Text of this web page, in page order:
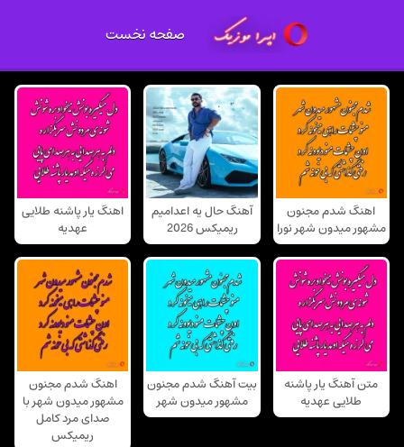
صفحه نخست
اهنگ شدم مجنون
مشهور میدون شهر نورا
آهنگ حال یه اعدامیم
ریمیکس 2026
اهنگ یار پاشنه طلایی
عهدیه
متن آهنگ یار پاشنه
طلایی عهدیه
بیت آهنگ شدم مجنون
مشهور میدون شهر
اهنگ شدم مجنون
مشهور میدون شهر با
صدای مرد کامل
ریمیکس